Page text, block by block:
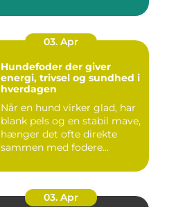
03. Apr
Hundefoder der giver
energi, trivsel og sundhed i
hverdagen
Når en hund virker glad, har
blank pels og en stabil mave,
hænger det ofte direkte
sammen med fodere...
03. Apr